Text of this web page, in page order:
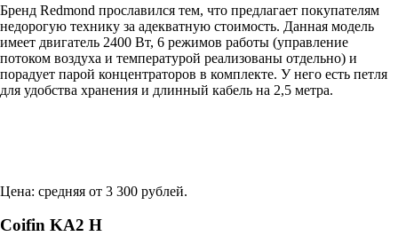
Бренд Redmond прославился тем, что предлагает покупателям
недорогую технику за адекватную стоимость. Данная модель
имеет двигатель 2400 Вт, 6 режимов работы (управление
потоком воздуха и температурой реализованы отдельно) и
порадует парой концентраторов в комплекте. У него есть петля
для удобства хранения и длинный кабель на 2,5 метра.
Цена: средняя от 3 300 рублей.
Coifin KA2 H